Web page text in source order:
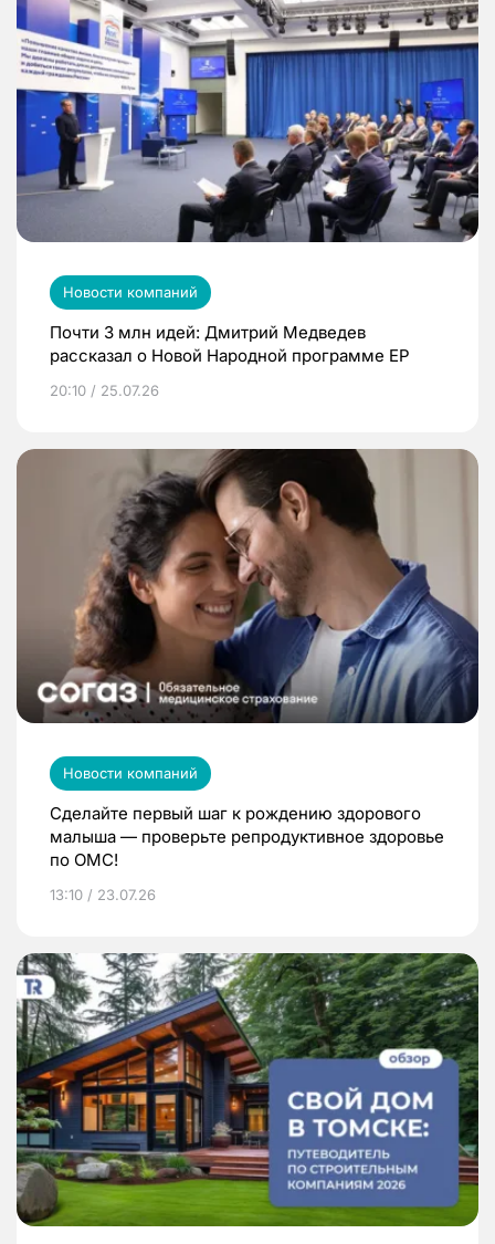
Новости компаний
Почти 3 млн идей: Дмитрий Медведев
рассказал о Новой Народной программе ЕР
20:10 / 25.07.26
Новости компаний
Сделайте первый шаг к рождению здорового
малыша — проверьте репродуктивное здоровье
по ОМС!
13:10 / 23.07.26